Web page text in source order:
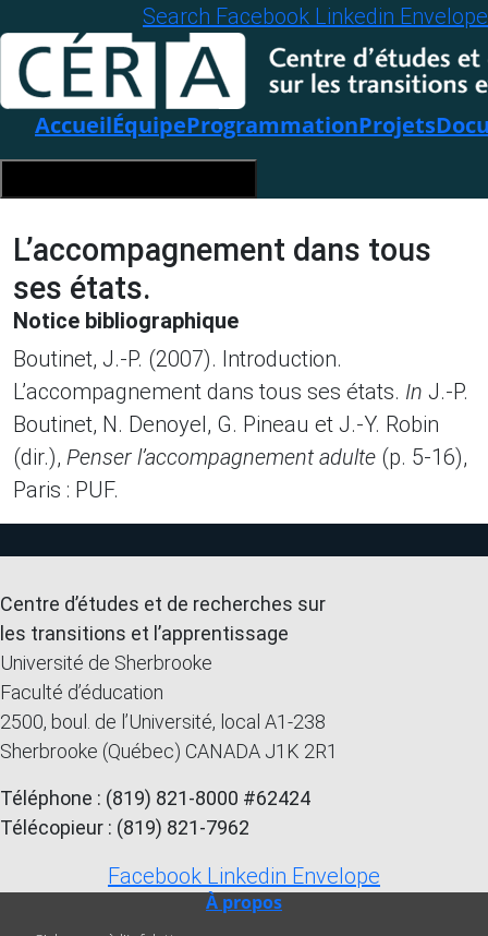
Search Facebook Linkedin Envelope
AccueilÉquipeProgrammationProjets
L’accompagnement dans tous
ses états.
Notice bibliographique
Boutinet, J.-P. (2007). Introduction.
L’accompagnement dans tous ses états. In J.-P.
Boutinet, N. Denoyel, G. Pineau et J.-Y. Robin
(dir.), Penser l’accompagnement adulte (p. 5-16),
Paris : PUF.
Centre d’études et de recherches sur
les transitions et l’apprentissage
Université de Sherbrooke
Faculté d’éducation
2500, boul. de l’Université, local A1-238
Sherbrooke (Québec) CANADA J1K 2R1
Téléphone : (819) 821-8000 #62424
Télécopieur : (819) 821-7962
Facebook Linkedin Envelope
À propos